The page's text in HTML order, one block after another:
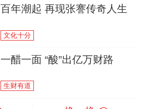
百年潮起 再现张謇传奇人生
文化十分
一醋一面 “酸”出亿万财路
生财有道